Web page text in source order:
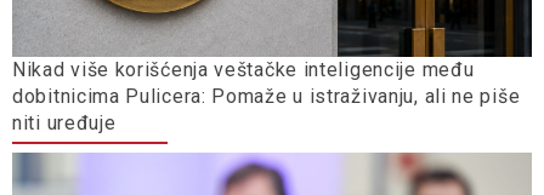
Nikad više korišćenja veštačke inteligencije među
dobitnicima Pulicera: Pomaže u istraživanju, ali ne piše
niti uređuje